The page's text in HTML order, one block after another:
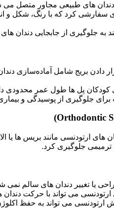
دندان های طبیعی مجاور متصل
سفارشی کرد که با رنگ، شکل و
به جلوگیری از جابجایی دندان
دادن بریج شامل آماده‌سازی
کودکان پل ها طول عمر محدودی
جلوگیری از پوسیدگی و
ارتودنسی مانند بریس ها یا
ترمیمی جلوگیری کرد.
یا تغییر دندان های سالم نمی
می تواند با حرکت دندان
می تواند به حفظ